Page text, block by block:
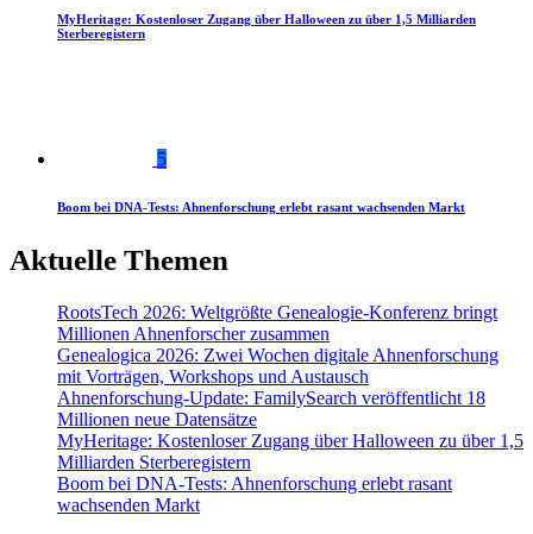
MyHeritage: Kostenloser Zugang über Halloween zu über 1,5 Milliarden
Sterberegistern
5
Boom bei DNA-Tests: Ahnenforschung erlebt rasant wachsenden Markt
Aktuelle Themen
RootsTech 2026: Weltgrößte Genealogie-Konferenz bringt
Millionen Ahnenforscher zusammen
Genealogica 2026: Zwei Wochen digitale Ahnenforschung
mit Vorträgen, Workshops und Austausch
Ahnenforschung-Update: FamilySearch veröffentlicht 18
Millionen neue Datensätze
MyHeritage: Kostenloser Zugang über Halloween zu über 1,5
Milliarden Sterberegistern
Boom bei DNA-Tests: Ahnenforschung erlebt rasant
wachsenden Markt